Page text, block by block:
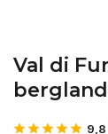
Val di
9,8